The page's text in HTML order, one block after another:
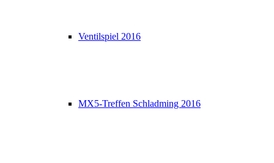
Ventilspiel 2016
MX5-Treffen Schladming 2016